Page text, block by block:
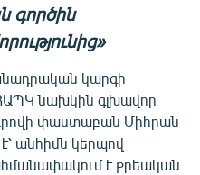
գործին
կարգի
նախկին գլխավոր
փաստաբան Միհրան
անհիմն կերպով
է քրեական